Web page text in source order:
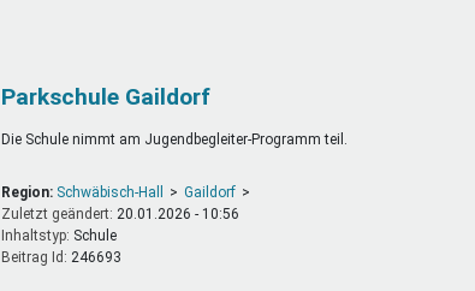
Parkschule Gaildorf
Die Schule nimmt am Jugendbegleiter-Programm teil.
Region: Schwäbisch-Hall
Gaildorf
Zuletzt geändert:20.01.2026 - 10:56
Inhaltstyp:
schule
Beitrag Id:246693